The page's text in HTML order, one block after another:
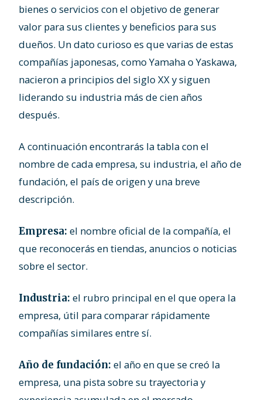
bienes o servicios con el objetivo de generar
valor para sus clientes y beneficios para sus
dueños. Un dato curioso es que varias de estas
compañías japonesas, como Yamaha o Yaskawa,
nacieron a principios del siglo XX y siguen
liderando su industria más de cien años
después.
A continuación encontrarás la tabla con el
nombre de cada empresa, su industria, el año de
fundación, el país de origen y una breve
descripción.
Empresa: el nombre oficial de la compañía, el
que reconocerás en tiendas, anuncios o noticias
sobre el sector.
Industria: el rubro principal en el que opera la
empresa, útil para comparar rápidamente
compañías similares entre sí.
Año de fundación: el año en que se creó la
empresa, una pista sobre su trayectoria y